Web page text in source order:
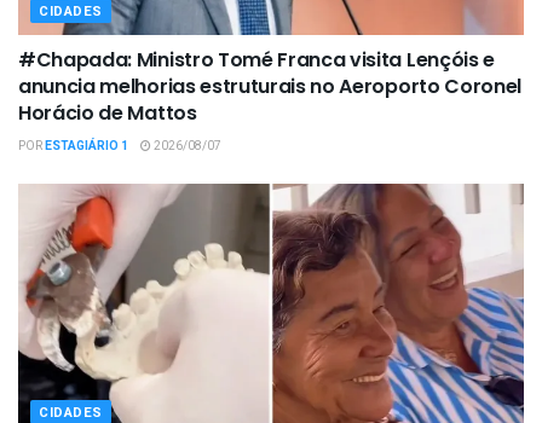
CIDADES
#Chapada: Ministro Tomé Franca visita Lençóis e
anuncia melhorias estruturais no Aeroporto Coronel
Horácio de Mattos
PORESTAGIÁRIO 1 2026/08/07
CIDADES